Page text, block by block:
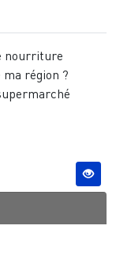
nourriture
région ?